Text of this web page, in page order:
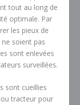
tout au long de
optimale. Par
les pieux de
soient pas
sont enlevées
surveillées.
sont cueillies
tracteur pour